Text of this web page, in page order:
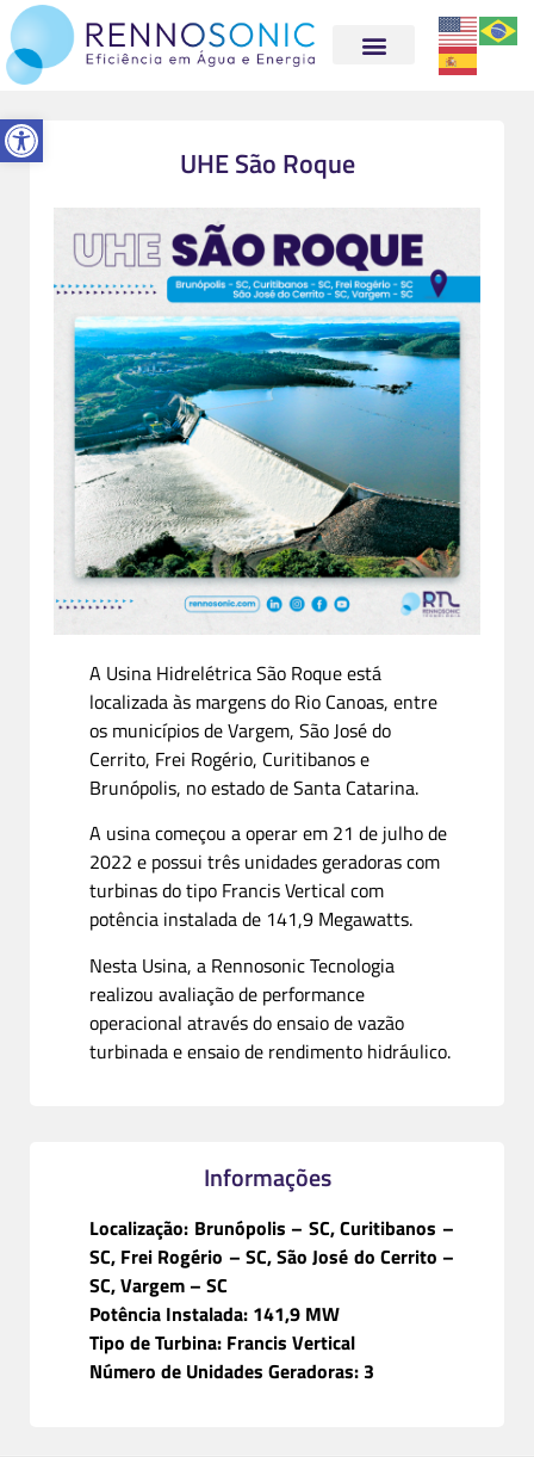
Abrir a barra de ferramentas
UHE São Roque
A Usina Hidrelétrica São Roque está
localizada às margens do Rio Canoas, entre
os municípios de Vargem, São José do
Cerrito, Frei Rogério, Curitibanos e
Brunópolis, no estado de Santa Catarina.
A usina começou a operar em 21 de julho de
2022 e possui três unidades geradoras com
turbinas do tipo Francis Vertical com
potência instalada de 141,9 Megawatts.
Nesta Usina, a Rennosonic Tecnologia
realizou avaliação de performance
operacional através do ensaio de vazão
turbinada e ensaio de rendimento hidráulico.
Informações
Localização: Brunópolis – SC, Curitibanos –
SC, Frei Rogério – SC, São José do Cerrito –
SC, Vargem – SC
Potência Instalada: 141,9 MW
Tipo de Turbina: Francis Vertical
Número de Unidades Geradoras: 3